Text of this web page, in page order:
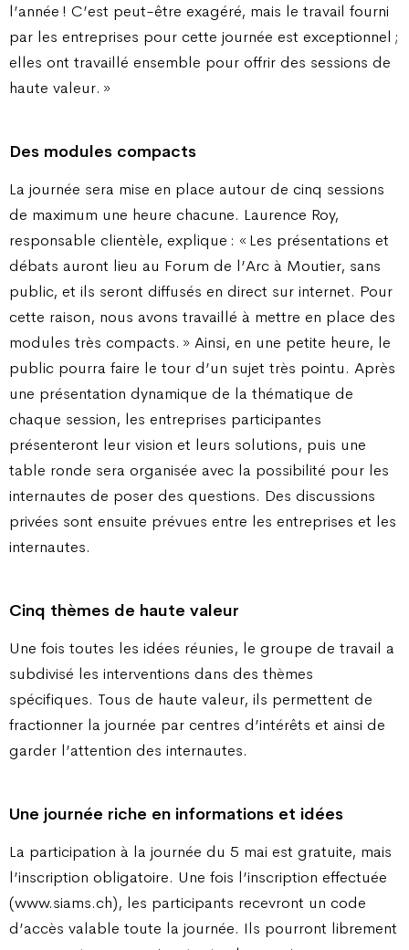
l’année ! C’est peut-être exagéré, mais le travail fourni
par les entreprises pour cette journée est exceptionnel ;
elles ont travaillé ensemble pour offrir des sessions de
haute valeur. »
Des modules compacts
La journée sera mise en place autour de cinq sessions
de maximum une heure chacune. Laurence Roy,
responsable clientèle, explique : « Les présentations et
débats auront lieu au Forum de l’Arc à Moutier, sans
public, et ils seront diffusés en direct sur internet. Pour
cette raison, nous avons travaillé à mettre en place des
modules très compacts. » Ainsi, en une petite heure, le
public pourra faire le tour d’un sujet très pointu. Après
une présentation dynamique de la thématique de
chaque session, les entreprises participantes
présenteront leur vision et leurs solutions, puis une
table ronde sera organisée avec la possibilité pour les
internautes de poser des questions. Des discussions
privées sont ensuite prévues entre les entreprises et les
internautes.
Cinq thèmes de haute valeur
Une fois toutes les idées réunies, le groupe de travail a
subdivisé les interventions dans des thèmes
spécifiques. Tous de haute valeur, ils permettent de
fractionner la journée par centres d’intérêts et ainsi de
garder l’attention des internautes.
Une journée riche en informations et idées
La participation à la journée du 5 mai est gratuite, mais
l’inscription obligatoire. Une fois l’inscription effectuée
(www.siams.ch), les participants recevront un code
d’accès valable toute la journée. Ils pourront librement